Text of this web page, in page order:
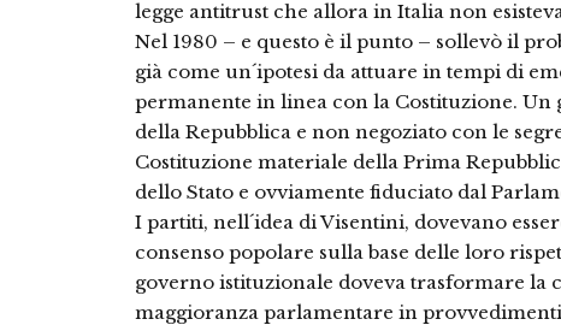
legge antitrust che allora in Italia non
Nel 1980 – e questo è il punto – sollevò il
già come un´ipotesi da attuare in tempi di
permanente in linea con la Costituzione.
della Repubblica e non negoziato con le
Costituzione materiale della Prima
dello Stato e ovviamente fiduciato dal
I partiti, nell´idea di Visentini, dovevano
consenso popolare sulla base delle loro
governo istituzionale doveva trasformare la
maggioranza parlamentare in